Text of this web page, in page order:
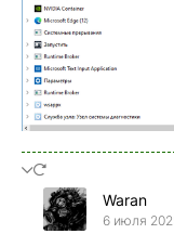
Waran
6 июля